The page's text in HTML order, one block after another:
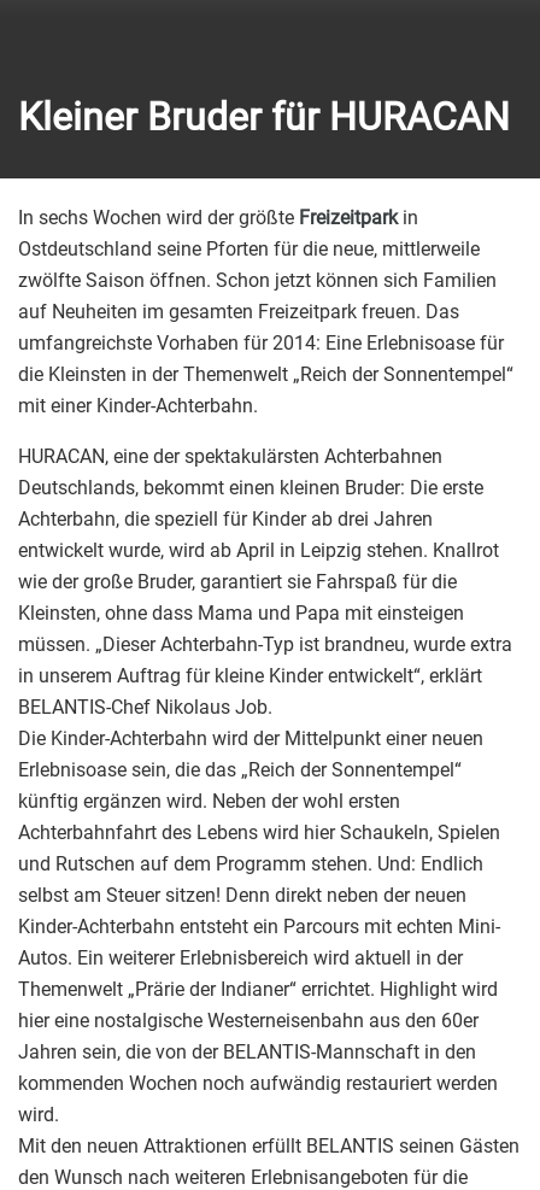
Kleiner Bruder für HURACAN
In sechs Wochen wird der größte Freizeitparkin
Ostdeutschland seine Pforten für die neue, mittlerweile
zwölfte Saison öffnen. Schon jetzt können sich Familien
auf Neuheiten im gesamten Freizeitpark freuen. Das
umfangreichste Vorhaben für 2014: Eine Erlebnisoase für
die Kleinsten in der Themenwelt „Reich der Sonnentempel“
mit einer Kinder-Achterbahn.
HURACAN, eine der spektakulärsten Achterbahnen
Deutschlands, bekommt einen kleinen Bruder: Die erste
Achterbahn, die speziell für Kinder ab drei Jahren
entwickelt wurde, wird ab April in Leipzig stehen. Knallrot
wie der große Bruder, garantiert sie Fahrspaß für die
Kleinsten, ohne dass Mama und Papa mit einsteigen
müssen. „Dieser Achterbahn-Typ ist brandneu, wurde extra
in unserem Auftrag für kleine Kinder entwickelt“, erklärt
BELANTIS-Chef Nikolaus Job.
Die Kinder-Achterbahn wird der Mittelpunkt einer neuen
Erlebnisoase sein, die das „Reich der Sonnentempel“
künftig ergänzen wird. Neben der wohl ersten
Achterbahnfahrt des Lebens wird hier Schaukeln, Spielen
und Rutschen auf dem Programm stehen. Und: Endlich
selbst am Steuer sitzen! Denn direkt neben der neuen
Kinder-Achterbahn entsteht ein Parcours mit echten Mini-
Autos. Ein weiterer Erlebnisbereich wird aktuell in der
Themenwelt „Prärie der Indianer“ errichtet. Highlight wird
hier eine nostalgische Westerneisenbahn aus den 60er
Jahren sein, die von der BELANTIS-Mannschaft in den
kommenden Wochen noch aufwändig restauriert werden
wird.
Mit den neuen Attraktionen erfüllt BELANTIS seinen Gästen
den Wunsch nach weiteren Erlebnisangeboten für die